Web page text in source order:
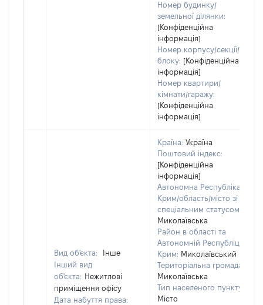
Номер будинку/
земельної ділянки:
[Конфіденційна
інформація]
Номер корпусу/секції/
блоку: [Конфіденційна
інформація]
Номер квартири/
кімнати/гаражу:
[Конфіденційна
інформація]
Вид об'єкта:
Інше
Інший вид
об'єкта: Нежитлові
приміщення офісу
Дата набуття права:
Країна: Україна
Поштовий індекс:
[Конфіденційна
інформація]
Автономна Республіка
Крим/область/місто зі
спеціальним статусом:
Миколаївська
Район в області та
Автономній Республіці
Крим: Миколаївський
Територіальна громада:
Миколаївська
Тип населеного пункту:
Місто